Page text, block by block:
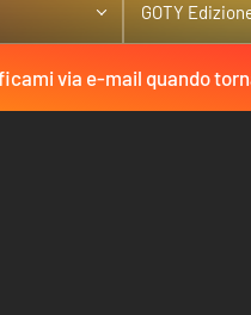
GOTY
via e-mail quando